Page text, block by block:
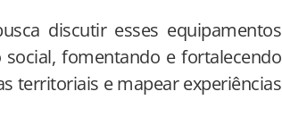
discutir esses equipamentos
fomentando e fortalecendo
territoriais e mapear experiências